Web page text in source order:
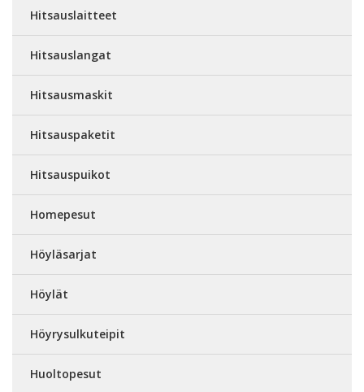
Hitsauslaitteet
Hitsauslangat
Hitsausmaskit
Hitsauspaketit
Hitsauspuikot
Homepesut
Höyläsarjat
Höylät
Höyrysulkuteipit
Huoltopesut